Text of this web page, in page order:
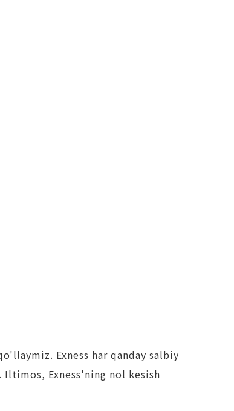
Exness har qanday salbiy
Exness'ning nol kesish